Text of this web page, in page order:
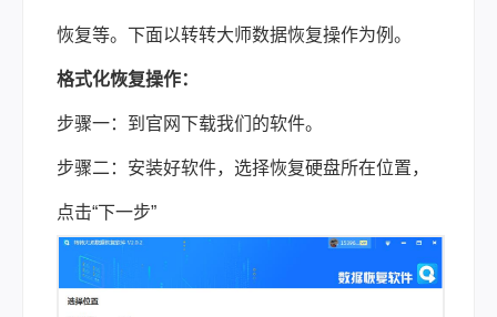
恢复等。下面以转转大师数据恢复操作为例。
格式化恢复操作：
步骤一：到官网下载我们的软件。
步骤二：安装好软件，选择恢复硬盘所在位置，
点击“下一步”